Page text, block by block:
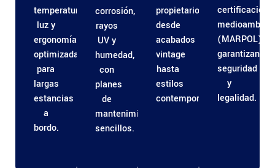
temperatura,
luz y
ergonomía
optimizadas
para
largas
estancias
a
bordo.
corrosión,
rayos
UV y
humedad,
con
planes
de
mantenimiento
sencillos.
propietario:
desde
acabados
vintage
hasta
estilos
contemporáneos.
(MARPOL),
garantizando
seguridad
y
legalidad.